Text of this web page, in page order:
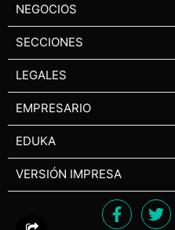
NEGOCIOS
SECCIONES
LEGALES
EMPRESARIO
EDUKA
VERSIÓN IMPRESA